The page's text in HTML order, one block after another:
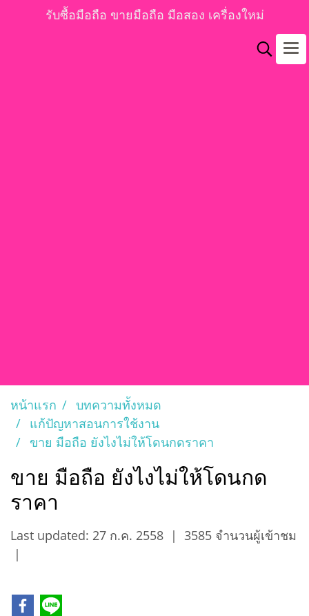
รับซื้อมือถือ ขายมือถือ มือสอง เครื่องใหม่
หน้าแรก
บทความทั้งหมด
แก้ปัญหาสอนการใช้งาน
ขาย มือถือ ยังไงไม่ให้โดนกดราคา
ขาย มือถือ ยังไงไม่ให้โดนกด
ราคา
Last updated: 27 ก.ค. 2558 | 3585 จำนวนผู้เข้าชม
|